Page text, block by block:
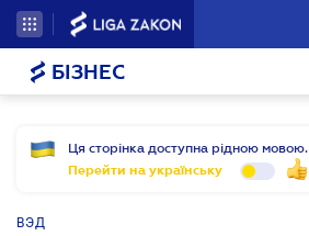
БІЗНЕС
Ця сторінка доступна рідною мовою.
Перейти на українську
ВЭД